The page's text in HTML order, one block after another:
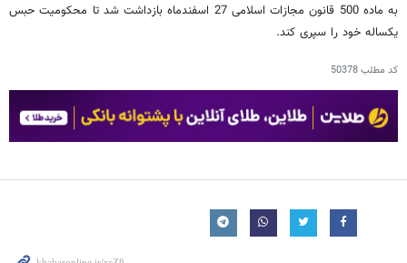
به ماده 500 قانون مجازات اسلامی 27 اسفندماه بازداشت شد تا محکومیت حبس
یکساله‌ خود را سپری کند.
کد مطلب50378